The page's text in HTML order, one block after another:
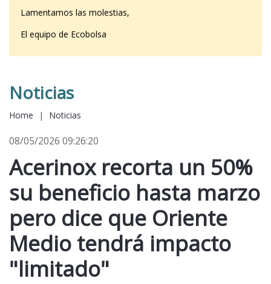
Lamentamos las molestias,
El equipo de Ecobolsa
Noticias
Home | Noticias
08/05/2026 09:26:20
Acerinox recorta un 50%
su beneficio hasta marzo
pero dice que Oriente
Medio tendrá impacto
"limitado"